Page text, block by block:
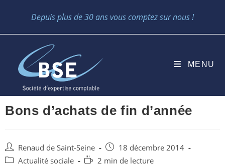
Depuis plus de 30 ans vous comptez sur nous !
MENU
Bons d’achats de fin d’année
Auteur/autrice
de
Renaud de Saint-Seine
Post
published:
18 décembre 2014
PostActualité sociale
Temps2 min de lecture